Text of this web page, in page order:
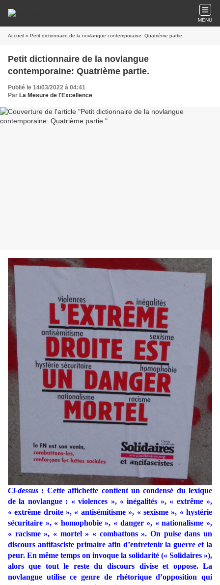
MENU
Accueil » Petit dictionnaire de la novlangue contemporaine: Quatrième partie.
Petit dictionnaire de la novlangue
contemporaine: Quatrième partie.
Publié le 14/03/2022 à 04:41
Par La Mesure de l'Excellence
Ci-dessus : Cette affichette contient un condensé du lexique
de la novlangue : « violences », « inégalités », « extrême »,
« extrême droite », « antisémitisme », « sexisme », « hystérie
sécuritaire », « homophobie », « danger », « nationalisme »,
« racisme », « mortel » « combattons ». On puise dans un
discours antifasciste primaire afin d’entretenir la guerre et la
peur. En même temps on invoque la solidarité (« Solidaires »),
alors que tout le reste du discours divise et oppose. La
novlangue utilise ce genre de rhétorique d’opposition qui